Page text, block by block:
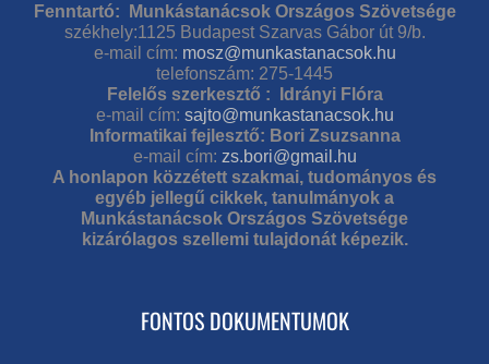
Fenntartó: Munkástanácsok Országos Szövetsége
székhely:1125 Budapest Szarvas Gábor út 9/b.
e-mail cím: mosz@munkastanacsok.hu
telefonszám: 275-1445
Felelős szerkesztő : Idrányi Flóra
e-mail cím: sajto@munkastanacsok.hu
Informatikai fejlesztő: Bori Zsuzsanna
e-mail cím: zs.bori@gmail.hu
A honlapon közzétett szakmai, tudományos és
egyéb jellegű cikkek, tanulmányok a
Munkástanácsok Országos Szövetsége
kizárólagos szellemi tulajdonát képezik.
FONTOS DOKUMENTUMOK